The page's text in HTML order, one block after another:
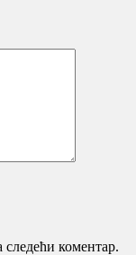
следећи коментар.